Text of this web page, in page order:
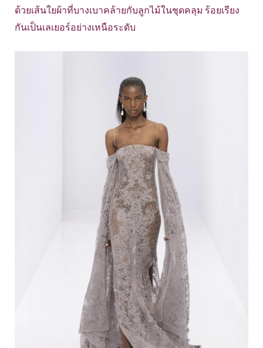
ด้วยเส้นใยผ้าที่บางเบาคล้ายกับลูกไม้ในชุดคลุม ร้อยเรียง
กันเป็นเลเยอร์อย่างเหนือระดับ